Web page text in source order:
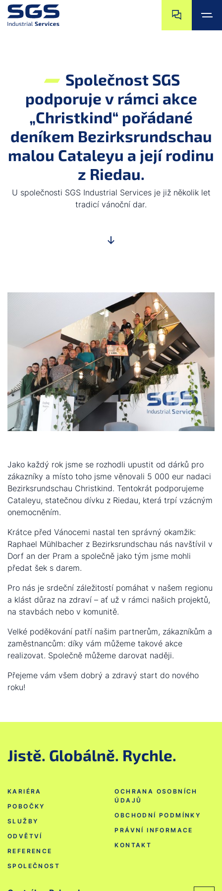
Společnost SGS
podporuje v rámci akce
„Christkind“ pořádané
deníkem Bezirksrundschau
malou Cataleyu a její rodinu
z Riedau.
U společnosti SGS Industrial Services je již několik let
tradicí vánoční dar.
Jako každý rok jsme se rozhodli upustit od dárků pro
zákazníky a místo toho jsme věnovali 5 000 eur nadaci
Bezirksrundschau Christkind. Tentokrát podporujeme
Cataleyu, statečnou dívku z Riedau, která trpí vzácným
onemocněním.
Krátce před Vánocemi nastal ten správný okamžik:
Raphael Mühlbacher z Bezirksrundschau nás navštívil v
Dorf an der Pram a společně jako tým jsme mohli
předat šek s darem.
Pro nás je srdeční záležitostí pomáhat v našem regionu
a klást důraz na zdraví – ať už v rámci našich projektů,
na stavbách nebo v komunitě.
Velké poděkování patří našim partnerům, zákazníkům a
zaměstnancům: díky vám můžeme takové akce
realizovat. Společně můžeme darovat naději.
Přejeme vám všem dobrý a zdravý start do nového
roku!
Jistě. Globálně. Rychle.
KARIÉRA
POBOČKY
SLUŽBY
ODVĚTVÍ
REFERENCE
SPOLEČNOST
OCHRANA OSOBNÍCH
ÚDAJŮ
OBCHODNÍ PODMÍNKY
PRÁVNÍ INFORMACE
KONTAKT